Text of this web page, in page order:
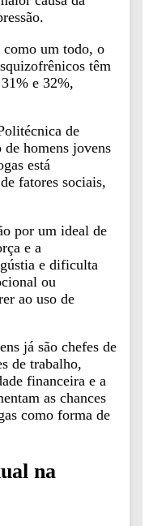
um todo, o
têm
e 32%,
de
de homens jovens
está
fatores sociais,
por um ideal de
e a
e dificulta
ou
ao uso de
já são chefes de
de trabalho,
financeira e a
as chances
como forma de
na